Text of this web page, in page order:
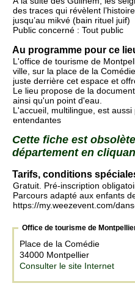
des traces qui révèlent
jusqu’au mikvé (bain rituel juif)
Public concerné : Tout public
Au programme pour ce
L'office de tourisme de
ville, sur la place de la
juste derrière cet espace et
Le lieu propose de la
ainsi qu'un point d'eau.
L'accueil, multilingue, est
entendantes
Cette fiche est
département en
Tarifs, conditions
Gratuit. Pré-inscription
Parcours adapté aux enfants
https://my.weezevent.com/
Office de tourisme de
Place de la Comédie
34000 Montpellier
Consulter le site Internet